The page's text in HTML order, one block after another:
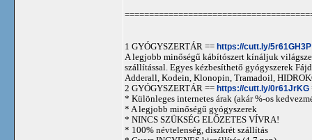
1 GYÓGYSZERTÁR == https://cutt.ly/5r61GH3P
A legjobb minőségű kábítószert kínáljuk
szállítással. Egyes kézbesíthető gyógyszerek
Adderall, Kodein, Klonopin, Tramadoil,
2 GYÓGYSZERTÁR == https://cutt.ly/0r61JrKG
* Különleges internetes árak (akár %-os
* A legjobb minőségű gyógyszerek
* NINCS SZÜKSÉG ELŐZETES VÍVRA!
* 100% névtelenség, diszkrét szállítás